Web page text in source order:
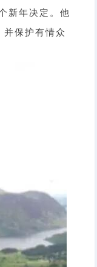
新年决定。他
并保护有情众